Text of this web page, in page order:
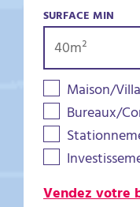
SURFACE MIN
Maison/Villa
Bureaux/
Vendez votre